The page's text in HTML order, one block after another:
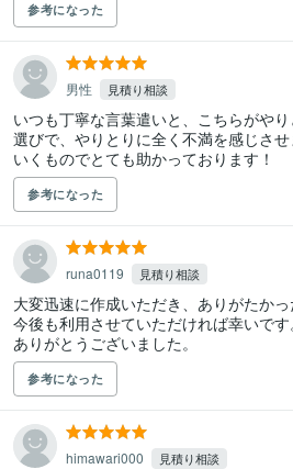
参考になった
男性 見積り相談
いつも丁寧な言葉遣いと、こちらがや
選びで、やりとりに全く不満を感じさ
いくものでとても助かっております！
参考になった
runa0119 見積り相談
大変迅速に作成いただき、ありがたかっ
今後も利用させていただければ幸いです
ありがとうございました。
参考になった
himawari000 見積り相談